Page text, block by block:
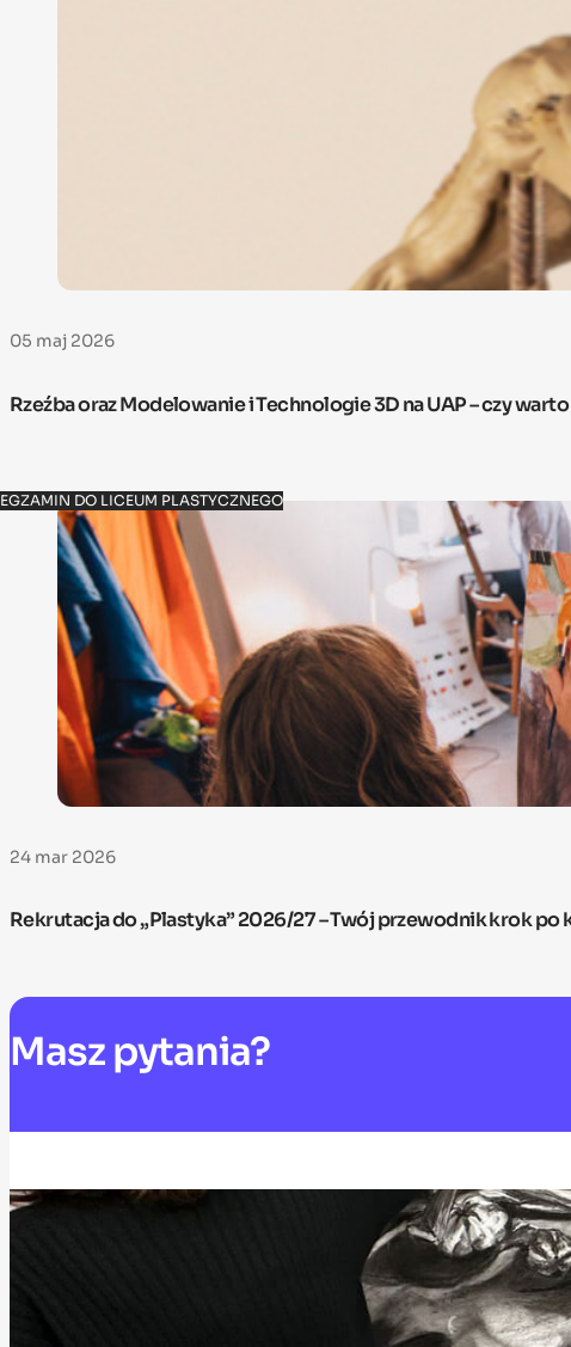
05 maj 2026
Rzeźba oraz Modelowanie i Technologie 3D na UAP – czy
EGZAMIN DO LICEUM PLASTYCZNEGO
24 mar 2026
Rekrutacja do „Plastyka” 2026/27 – Twój przewodnik krok po
Masz pytania?